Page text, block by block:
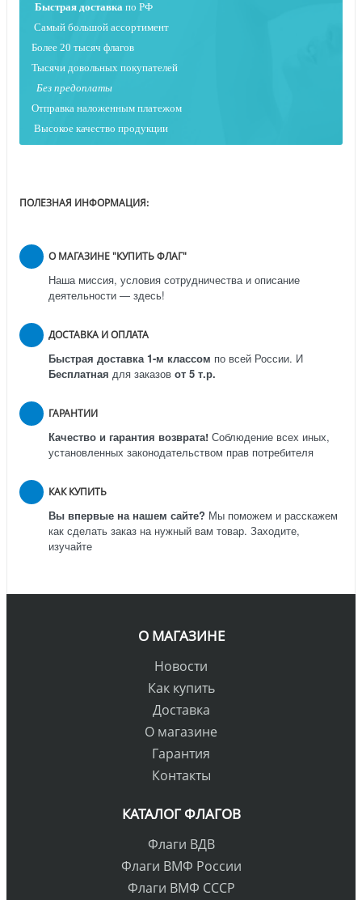
Быстрая доставка по РФ
Самый большой ассортимент
Более 20 тысяч флагов
Тысячи довольных покупателей
Без предоплаты
Отправка наложенным платежом
Высокое качество продукции
ПОЛЕЗНАЯ ИНФОРМАЦИЯ:
О МАГАЗИНЕ "КУПИТЬ ФЛАГ"
Наша миссия, условия сотрудничества и описание
деятельности — здесь!
ДОСТАВКА И ОПЛАТА
Быстрая доставка 1-м классом по всей России. И
Бесплатная для заказов от 5 т.р.
ГАРАНТИИ
Качество и гарантия возврата! Соблюдение всех иных,
установленных законодательством прав потребителя
КАК КУПИТЬ
Вы впервые на нашем сайте? Мы поможем и расскажем
как сделать заказ на нужный вам товар. Заходите,
изучайте
О МАГАЗИНЕ
Новости
Как купить
Доставка
О магазине
Гарантия
Контакты
КАТАЛОГ ФЛАГОВ
Флаги ВДВ
Флаги ВМФ России
Флаги ВМФ СССР